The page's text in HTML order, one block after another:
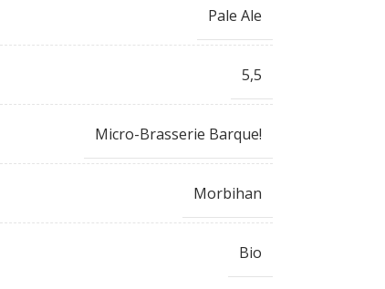
Pale Ale
5,5
Micro-Brasserie Barque!
Morbihan
Bio